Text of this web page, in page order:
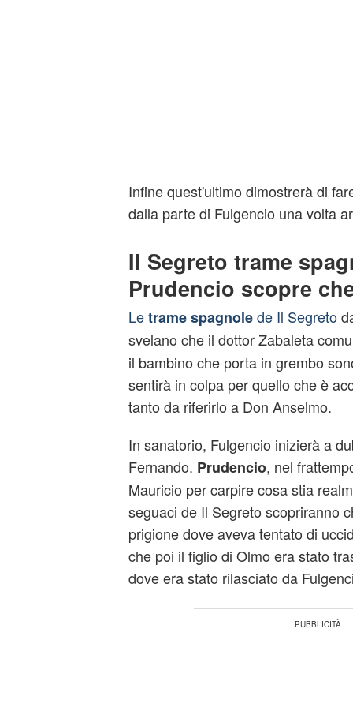
Infine quest'ultimo dimostrerà di
dalla parte di Fulgencio una volta
Il Segreto trame
Prudencio scopre
Letrame spagnolede Il Segreto
svelano che il dottor Zabaleta
il bambino che porta in grembo
sentirà in colpa per quello che è
tanto da riferirlo a Don Anselmo.
In sanatorio, Fulgencio inizierà a
Fernando. Prudencio, nel
Mauricio per carpire cosa stia
seguaci de Il Segreto scopriranno
prigione dove aveva tentato di
che poi il figlio di Olmo era stato
dove era stato rilasciato da